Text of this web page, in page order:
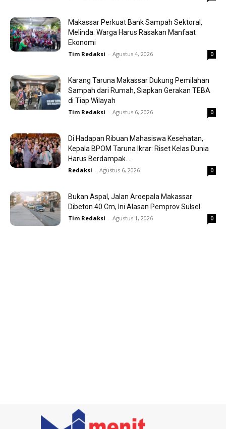
Makassar Perkuat Bank Sampah Sektoral,
Melinda: Warga Harus Rasakan Manfaat
Ekonomi
Tim Redaksi - Agustus 4, 2026 0
Karang Taruna Makassar Dukung Pemilahan
Sampah dari Rumah, Siapkan Gerakan TEBA
di Tiap Wilayah
Tim Redaksi - Agustus 6, 2026 0
Di Hadapan Ribuan Mahasiswa Kesehatan,
Kepala BPOM Taruna Ikrar: Riset Kelas Dunia
Harus Berdampak...
Redaksi - Agustus 6, 2026 0
Bukan Aspal, Jalan Aroepala Makassar
Dibeton 40 Cm, Ini Alasan Pemprov Sulsel
Tim Redaksi - Agustus 1, 2026 0